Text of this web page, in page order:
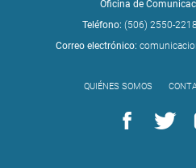
Oficina de
Teléfono: (506) 2550-2218
Correo electrónico:
QUIÉNES SOMOS